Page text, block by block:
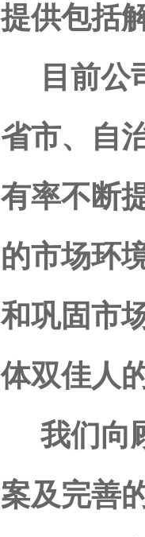
提供包括
目前公
省市、自
有率不断
的市场环
和巩固市
体双佳人
我们向
案及完善